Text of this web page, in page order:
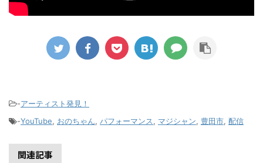
-アーティスト発見！
-YouTube, おのちゃん, パフォーマンス, マジシャン, 豊田市, 配信
関連記事